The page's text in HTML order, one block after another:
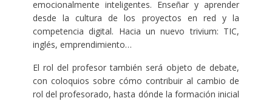
emocionalmente inteligentes. Enseñar y aprender
desde la cultura de los proyectos en red y la
competencia digital. Hacia un nuevo trivium: TIC,
inglés, emprendimiento…
El rol del profesor también será objeto de debate,
con coloquios sobre cómo contribuir al cambio de
rol del profesorado, hasta dónde la formación inicial